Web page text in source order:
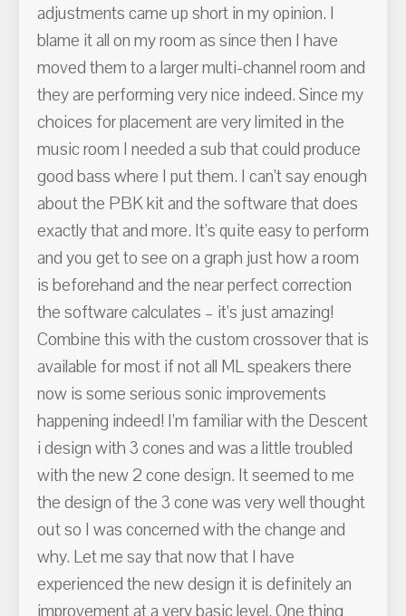
adjustments came up short in my opinion. I
blame it all on my room as since then I have
moved them to a larger multi-channel room and
they are performing very nice indeed. Since my
choices for placement are very limited in the
music room I needed a sub that could produce
good bass where I put them. I can’t say enough
about the PBK kit and the software that does
exactly that and more. It’s quite easy to perform
and you get to see on a graph just how a room
is beforehand and the near perfect correction
the software calculates – it’s just amazing!
Combine this with the custom crossover that is
available for most if not all ML speakers there
now is some serious sonic improvements
happening indeed! I’m familiar with the Descent
i design with 3 cones and was a little troubled
with the new 2 cone design. It seemed to me
the design of the 3 cone was very well thought
out so I was concerned with the change and
why. Let me say that now that I have
experienced the new design it is definitely an